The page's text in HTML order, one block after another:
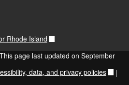
Rhode Island
page last updated on September
data, and privacy policies |